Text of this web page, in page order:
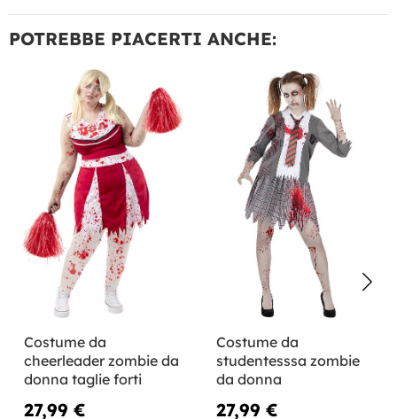
POTREBBE PIACERTI ANCHE:
Costume da
cheerleader zombie da
donna taglie forti
27,99 €
Costume da
studentesssa zombie
da donna
27,99 €